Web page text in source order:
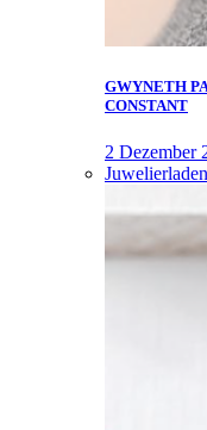
GWYNETH
CONSTANT
2 Dezember
Juwelierladen